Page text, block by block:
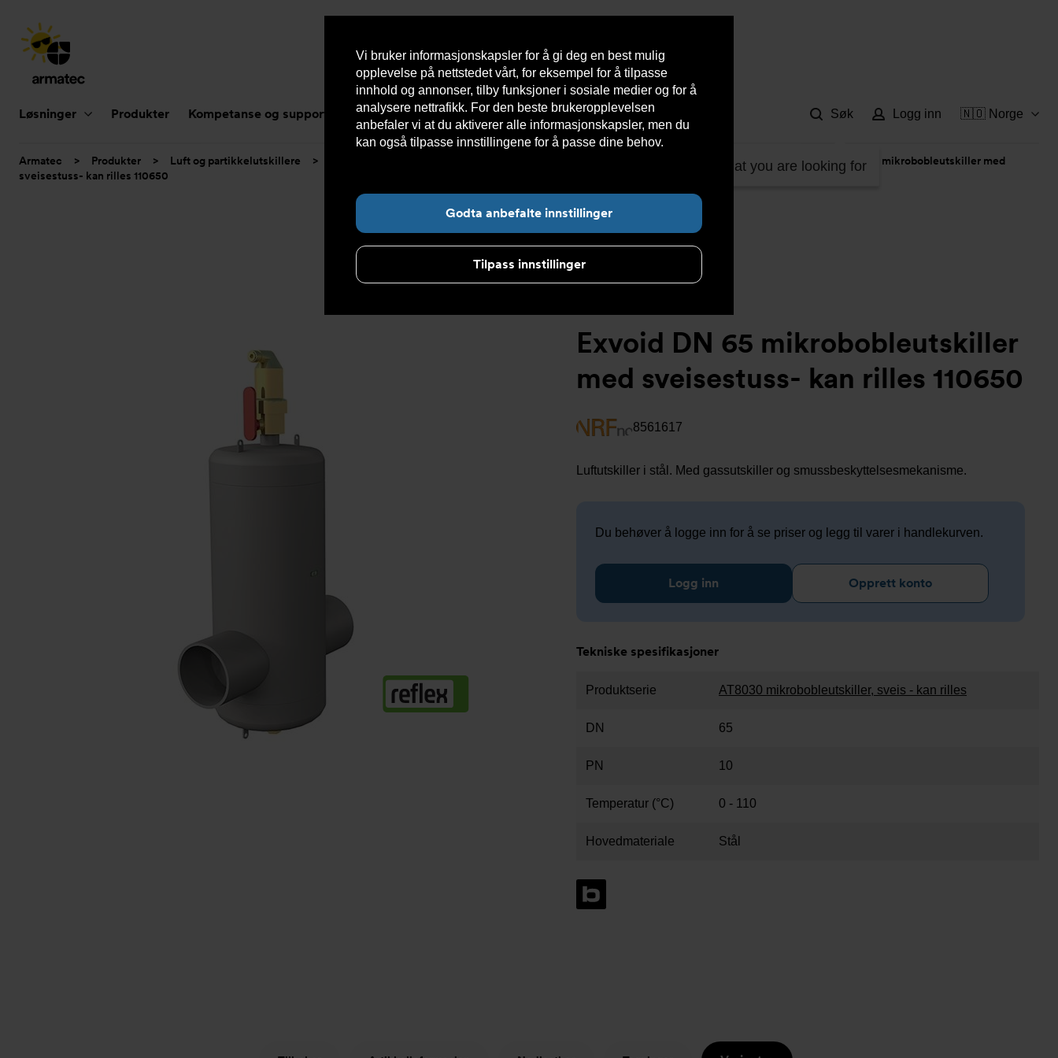
Vi bruker informasjonskapsler for å gi deg en best mulig
opplevelse på nettstedet vårt, for eksempel for å tilpasse
innhold og annonser, tilby funksjoner i sosiale medier og for å
analysere nettrafikk. For den beste brukeropplevelsen
anbefaler vi at du aktiverer alle informasjonskapsler, men du
kan også tilpasse innstillingene for å passe dine behov.
Godta anbefalte innstillinger
Tilpass innstillinger
Løsninger Produkter Kompetanse og support Nyheter Om oss Kontakt oss Nettbutikk Bærekraft
Find what you are looking for
Søk Logg inn 🇳🇴 Norge
Du
er
Armatec > Produkter > Luft og partikkelutskillere > AT8030 mikrobobleutskiller, sveis - kan rilles >
Exvoid DN 65 mikrobobleutskiller med
sveisestuss- kan rilles 110650
Exvoid DN 65 mikrobobleutskiller
med sveisestuss- kan rilles 110650
8561617
Luftutskiller i stål. Med gassutskiller og smussbeskyttelsesmekanisme.
Du behøver å logge inn for å se priser og legg til varer i handlekurven.
Logg inn Opprett konto
Tekniske spesifikasjoner
Produktserie AT8030 mikrobobleutskiller, sveis - kan rilles
DN 65
PN 10
Temperatur (°C) 0 - 110
Hovedmateriale Stål